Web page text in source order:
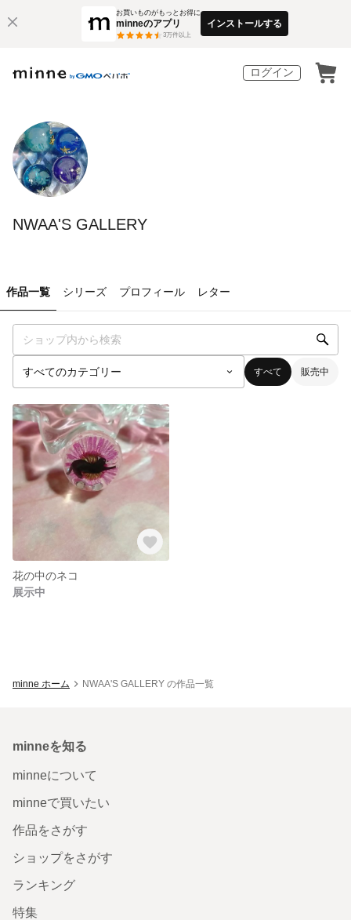
お買いものがもっとお得に
minneのアプリ
3万件以上
インストールする
ログイン
NWAA'S GALLERY
作品一覧 シリーズ プロフィール レター
すべて 販売中
花の中のネコ
展示中
minne ホーム NWAA'S GALLERY の作品一覧
minneを知る
minneについて
minneで買いたい
作品をさがす
ショップをさがす
ランキング
特集